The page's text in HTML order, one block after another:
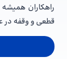
راهکاران
قطعی و وقفه در